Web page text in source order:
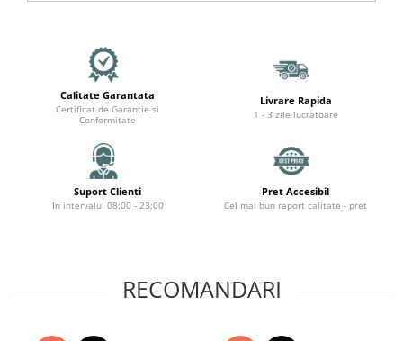
Calitate Garantata
Certificat de Garantie si
Conformitate
Livrare Rapida
1 - 3 zile lucratoare
Suport Clienti
In intervalul 08:00 - 23:00
Pret Accesibil
Cel mai bun raport calitate - pret
RECOMANDARI